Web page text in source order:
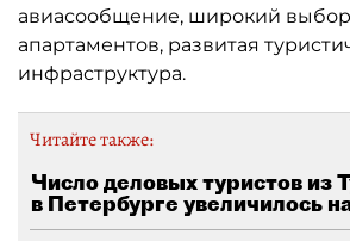
авиасообщение, широкий
апартаментов, развитая
инфраструктура.
Читайте также:
Число деловых туристов из
в Петербурге увеличилось